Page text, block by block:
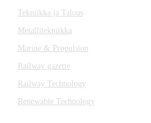
Tekniikka ja Talous
Metallitekniikka
Marine & Propulsion
Railway gazette
Railway Technology
Renewable Technology